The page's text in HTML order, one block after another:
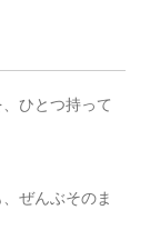
ひとつ持って
ぜんぶそのま